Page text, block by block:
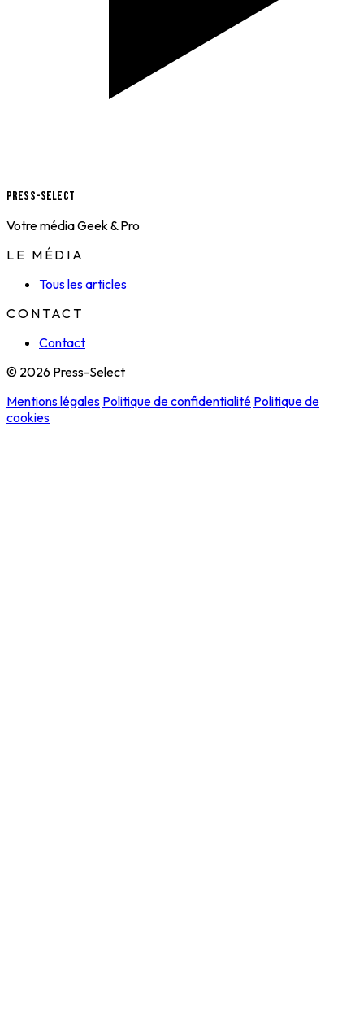
Press-Select
Votre média Geek & Pro
LE MÉDIA
Tous les articles
CONTACT
Contact
© 2026 Press-Select
Mentions légales Politique de confidentialité Politique de
cookies